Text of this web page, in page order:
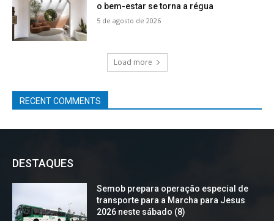
o bem-estar se torna a régua
5 de agosto de 2026
Load more
RECENT COMMENTS
DESTAQUES
Semob prepara operação especial de
transporte para a Marcha para Jesus
2026 neste sábado (8)